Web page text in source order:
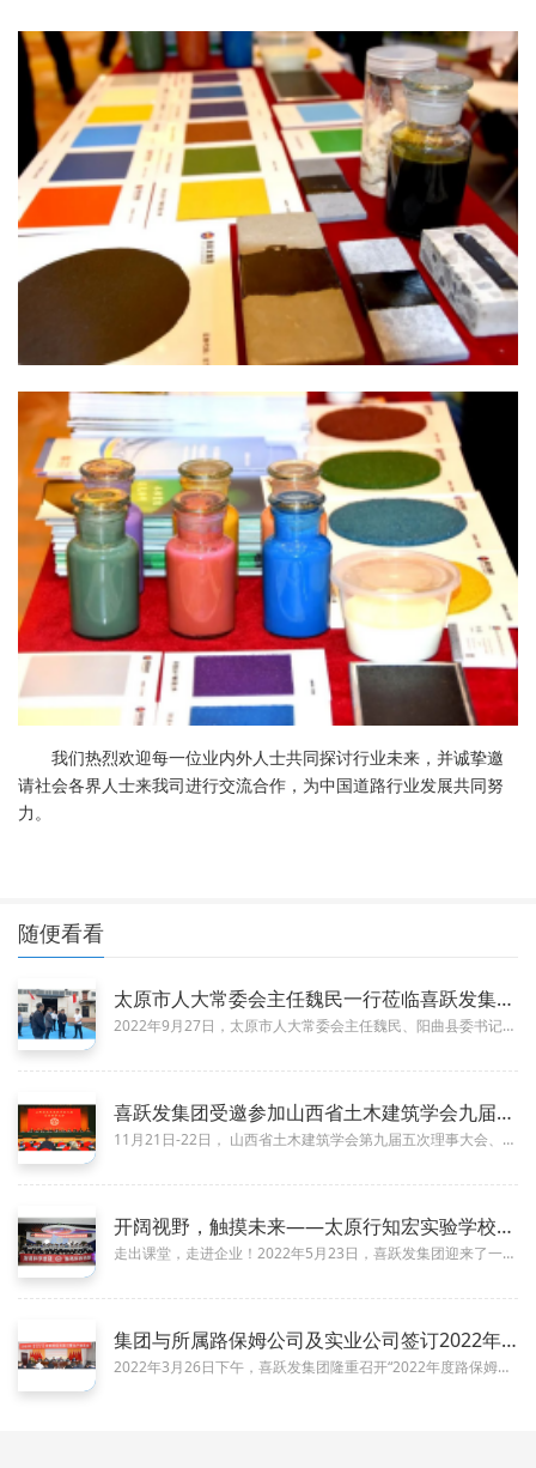
我们热烈欢迎每一位业内外人士共同探讨行业未来，并诚挚邀
请社会各界人士来我司进行交流合作，为中国道路行业发展共同努
力。
随便看看
10-10 太原市人大常委会主任魏民一行莅临喜跃发集团新材料厂调研指导
2022年9月27日，太原市人大常委会主任魏民、阳曲县委书记李京京、阳曲县人大主任王志勇等相关领导莅临喜跃发集团新材料厂...
12-08 喜跃发集团受邀参加山西省土木建筑学会九届五次理事大会、学会建
11月21日-22日， 山西省土木建筑学会第九届五次理事大会、学会建会70周年纪念大会暨2023年学术年会在太原隆重举办...
07-05 开阔视野，触摸未来——太原行知宏实验学校组织学生参观喜跃发集
走出课堂，走进企业！2022年5月23日，喜跃发集团迎来了一批特殊的客人，太原行知宏实验学校的120名师生莅临喜跃发集团...
07-05 集团与所属路保姆公司及实业公司签订2022年度目标责任书！
2022年3月26日下午，喜跃发集团隆重召开“2022年度路保姆公司、实业公司目标责任书签订暨生产动员会”。本次大会旨在...